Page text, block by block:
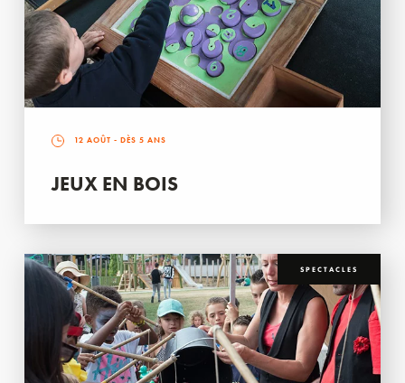
12 AOÛT - DÈS 5 ANS
JEUX EN BOIS
SPECTACLES